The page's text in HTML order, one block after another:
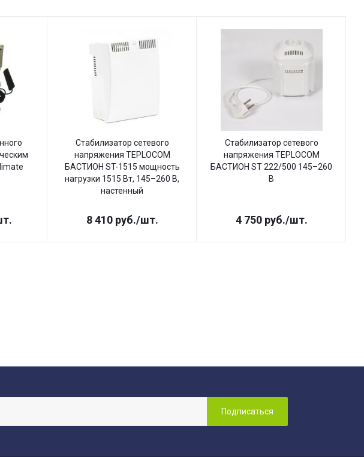
Стабилизатор сетевого
напряжения TEPLOCOM
БАСТИОН ST-1515 мощность
нагрузки 1515 Вт, 145–260 В,
настенный
8 410руб./шт.
Стабилизатор сетевого
напряжения TEPLOCOM
БАСТИОН ST 222/500 145–260
В
4 750руб./шт.